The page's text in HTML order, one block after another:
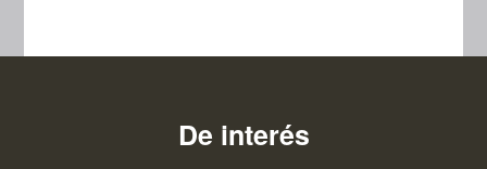
De interés